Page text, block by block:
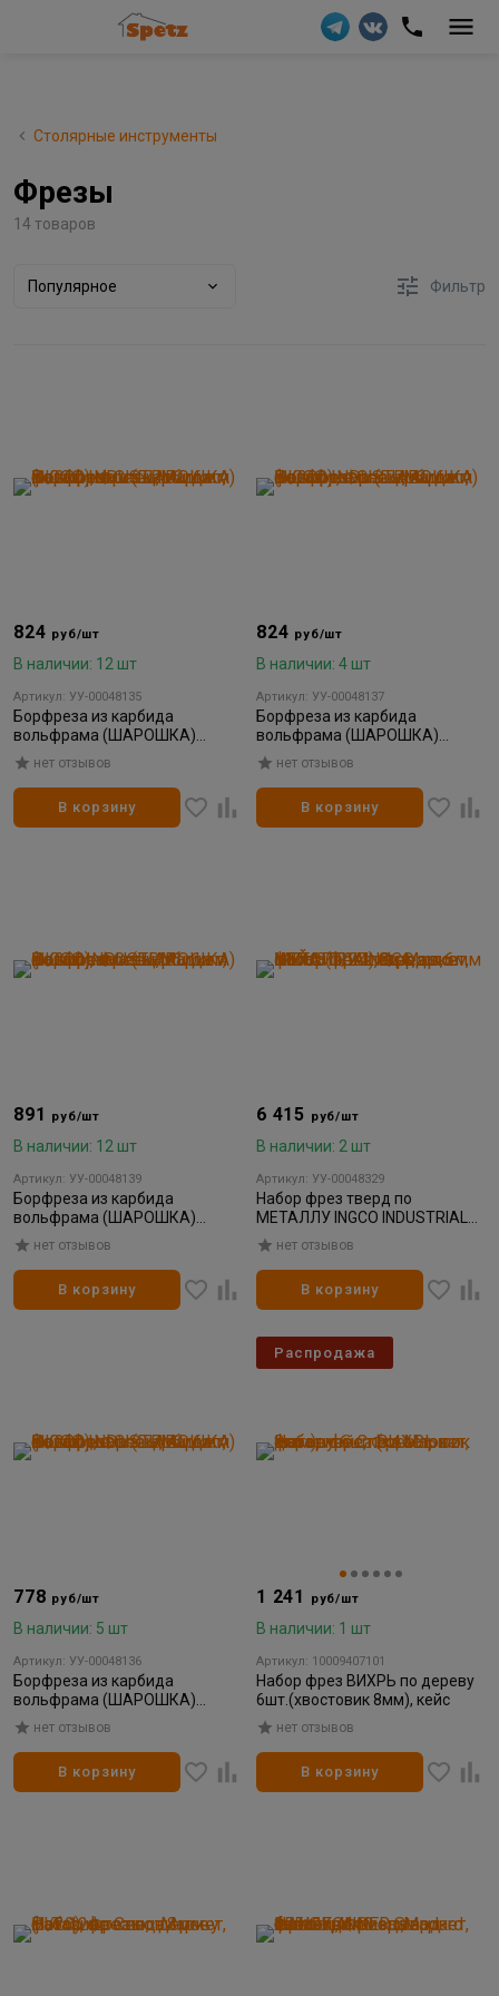
Столярные инструменты
Фрезы
14 товаров
Популярное Фильтр
824 руб/шт
В наличии: 12 шт
Артикул: УУ-00048135
Борфреза из карбида
вольфрама (ШАРОШКА)
INGCO INDUSTRIAL 6мм (1/200)
нет отзывов
В корзину
824 руб/шт
В наличии: 4 шт
Артикул: УУ-00048137
Борфреза из карбида
вольфрама (ШАРОШКА)
INGCO INDUSTRIAL 6мм (1/200).
нет отзывов
В корзину
891 руб/шт
В наличии: 12 шт
Артикул: УУ-00048139
Борфреза из карбида
вольфрама (ШАРОШКА)
INGCO.INDUSTRIAL 6мм (1/200)
нет отзывов
В корзину
6 415 руб/шт
В наличии: 2 шт
Артикул: УУ-00048329
Набор фрез тверд по
МЕТАЛЛУ INGCO INDUSTRIAL
8шт, хв 6мм КЕЙС (1/24)
нет отзывов
В корзину
778 руб/шт
В наличии: 5 шт
Артикул: УУ-00048136
Борфреза из карбида
вольфрама (ШАРОШКА)
INGCO INDUSTRIAL 6мм (1/200),
нет отзывов
В корзину
1 241 руб/шт
В наличии: 1 шт
Артикул: 10009407101
Набор фрез ВИХРЬ по дереву
6шт.(хвостовик 8мм), кейс
нет отзывов
В корзину
Распродажа